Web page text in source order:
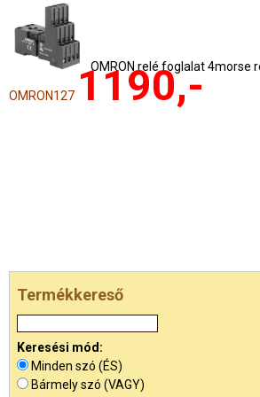
OMRON relé foglalat 4morse
OMRON127 1190,-
Termékkereső
Keresési mód:
Minden szó (ÉS)
Bármely szó (VAGY)